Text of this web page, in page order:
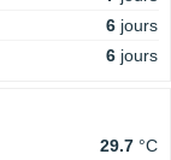
6 jours
6 jours
29.7 °C